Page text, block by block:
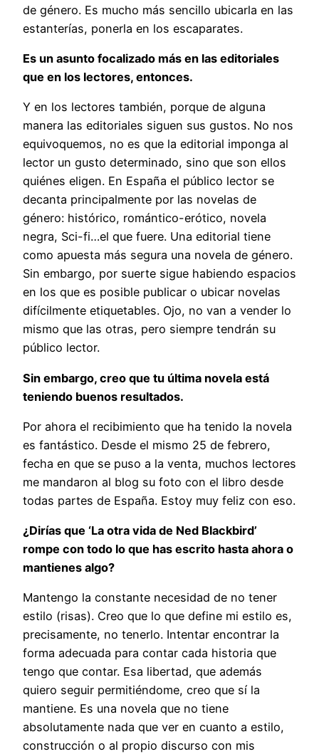
de género. Es mucho más sencillo ubicarla en las
estanterías, ponerla en los escaparates.
Es un asunto focalizado más en las editoriales
que en los lectores, entonces.
Y en los lectores también, porque de alguna
manera las editoriales siguen sus gustos. No nos
equivoquemos, no es que la editorial imponga al
lector un gusto determinado, sino que son ellos
quiénes eligen. En España el público lector se
decanta principalmente por las novelas de
género: histórico, romántico-erótico, novela
negra, Sci-fi…el que fuere. Una editorial tiene
como apuesta más segura una novela de género.
Sin embargo, por suerte sigue habiendo espacios
en los que es posible publicar o ubicar novelas
difícilmente etiquetables. Ojo, no van a vender lo
mismo que las otras, pero siempre tendrán su
público lector.
Sin embargo, creo que tu última novela está
teniendo buenos resultados.
Por ahora el recibimiento que ha tenido la novela
es fantástico. Desde el mismo 25 de febrero,
fecha en que se puso a la venta, muchos lectores
me mandaron al blog su foto con el libro desde
todas partes de España. Estoy muy feliz con eso.
¿Dirías que ‘La otra vida de Ned Blackbird’
rompe con todo lo que has escrito hasta ahora o
mantienes algo?
Mantengo la constante necesidad de no tener
estilo (risas). Creo que lo que define mi estilo es,
precisamente, no tenerlo. Intentar encontrar la
forma adecuada para contar cada historia que
tengo que contar. Esa libertad, que además
quiero seguir permitiéndome, creo que sí la
mantiene. Es una novela que no tiene
absolutamente nada que ver en cuanto a estilo,
construcción o al propio discurso con mis